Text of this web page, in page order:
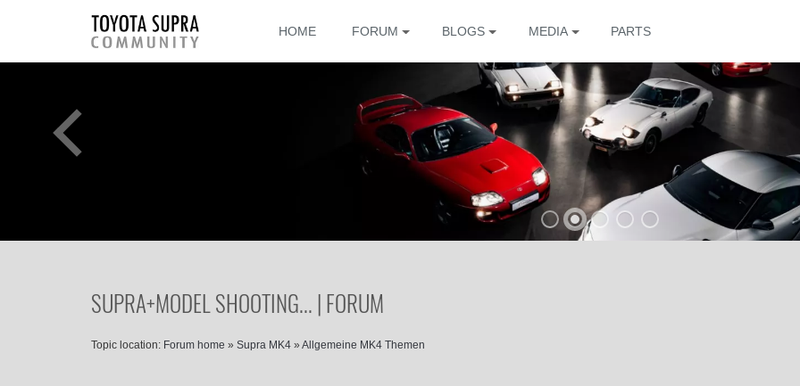
HOME FORUM BLOGS MEDIA PARTS
SUPRA+MODEL SHOOTING... | FORUM
Topic location: Forum home » Supra MK4 » Allgemeine MK4 Themen